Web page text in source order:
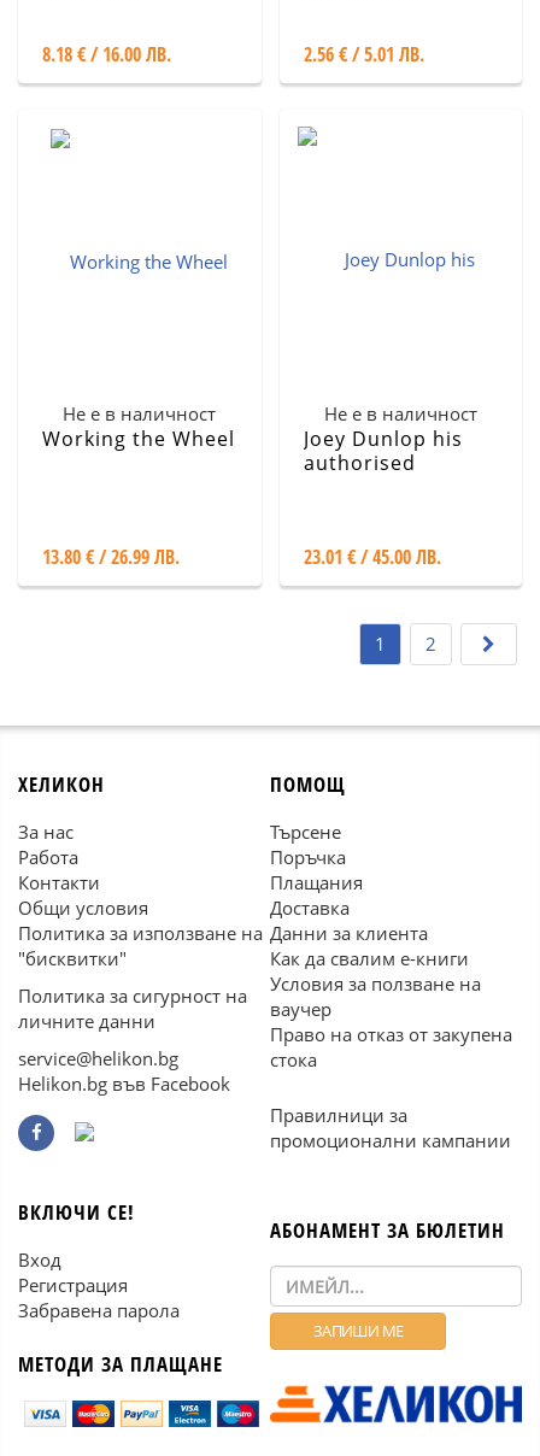
8.18 € / 16.00 ЛВ. 2.56 € / 5.01 ЛВ.
Не е в наличност
Working the Wheel
13.80 € / 26.99 ЛВ.
Не е в наличност
Joey Dunlop his
authorised
23.01 € / 45.00 ЛВ.
1 2
ХЕЛИКОН
За нас
Работа
Контакти
Общи условия
Политика за използване на
"бисквитки"
Политика за сигурност на
личните данни
service@helikon.bg
Helikon.bg във Facebook
ПОМОЩ
Търсене
Поръчка
Плащания
Доставка
Данни за клиента
Как да свалим е-книги
Условия за ползване на
ваучер
Право на отказ от закупена
стока
Правилници за
промоционални кампании
ВКЛЮЧИ СЕ!
Вход
Регистрация
Забравена парола
МЕТОДИ ЗА ПЛАЩАНЕ
АБОНАМЕНТ ЗА БЮЛЕТИН